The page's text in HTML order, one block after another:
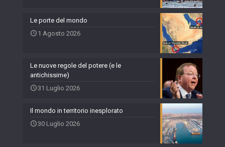
Le porte del mondo
1 Agosto 2026
Le nuove regole del potere (e le
antichissime)
31 Luglio 2026
Il mondo in territorio inesplorato
30 Luglio 2026